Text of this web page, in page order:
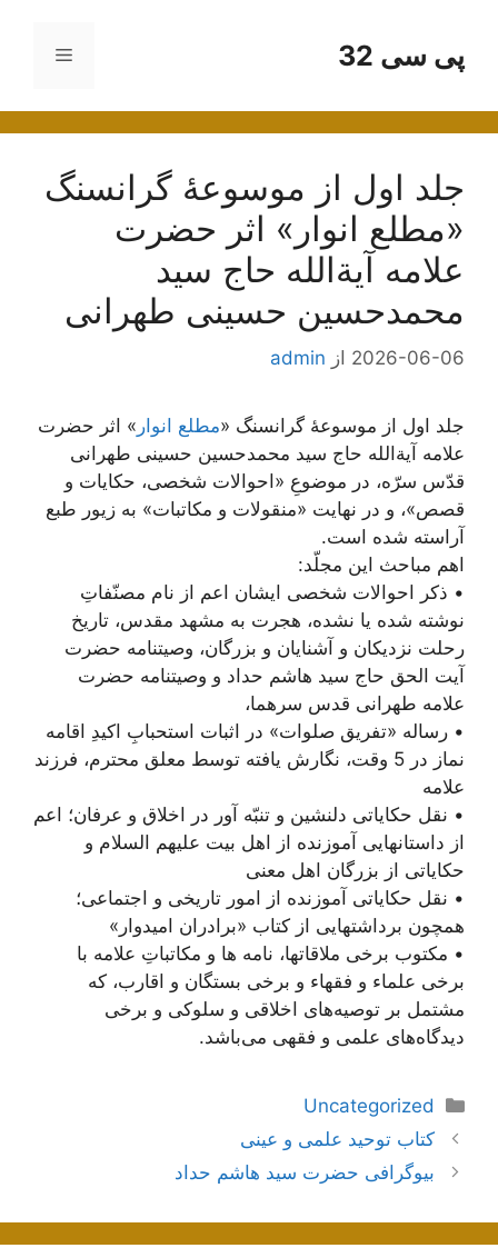
محتواپی سی 32 فهرست
جلد اول از موسوعۀ گرانسنگ
«مطلع انوار» اثر حضرت
علامه آیة‌الله حاج سید
محمدحسین حسینی طهرانی
2026-06-06 از admin
جلد اول از موسوعۀ گرانسنگ «مطلع انوار » اثر حضرت
علامه آیة‌الله حاج سید محمدحسین حسینی طهرانی
قدّس سرّه، در موضوعِ «احوالات شخصی، حکایات و
قصص»، و در نهایت «منقولات و مکاتبات» به زیور طبع
آراسته شده است.
اهم مباحث این مجلّد:
• ذکر احوالات شخصی ایشان اعم از نام مصنّفاتِ
نوشته شده یا نشده، هجرت به مشهد مقدس، تاریخ
رحلت نزدیکان و آشنایان و بزرگان، وصیتنامه حضرت
آیت الحق حاج سید هاشم حداد و وصیتنامه حضرت
علامه طهرانی قدس سرهما،
• رساله «تفریق صلوات» در اثبات استحبابِ اکیدِ اقامه
نماز در 5 وقت، نگارش یافته توسط معلق محترم، فرزند
علامه
• نقل حکایاتی دلنشین و تنبّه آور در اخلاق و عرفان؛ اعم
از داستانهایی آموزنده از اهل بیت علیهم السلام و
حکایاتی از بزرگان اهل معنی
• نقل حکایاتی آموزنده از امور تاریخی و اجتماعی؛
همچون برداشتهایی از کتاب «برادران امیدوار»
• مکتوب برخی ملاقاتها، نامه ها و مکاتباتِ علامه با
برخی علماء و فقهاء و برخی بستگان و اقارب، که
مشتمل بر توصیه‌های اخلاقی و سلوکی و برخی
دیدگاه‌های علمی و فقهی می‌باشد.
دسته‌ها
Uncategorized
ناوبری
نوشته‌ها
کتاب توحید علمی و عینی
بیوگرافی حضرت سید هاشم حداد